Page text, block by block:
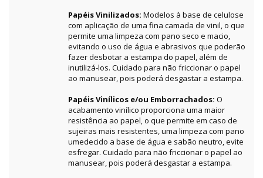
Papéis Vinilizados: Modelos à base de celulose
com aplicação de uma fina camada de vinil, o que
permite uma limpeza com pano seco e macio,
evitando o uso de água e abrasivos que poderão
fazer desbotar a estampa do papel, além de
inutilizá-los. Cuidado para não friccionar o papel
ao manusear, pois poderá desgastar a estampa.
Papéis Vinílicos e/ou Emborrachados: O
acabamento vinílico proporciona uma maior
resistência ao papel, o que permite em caso de
sujeiras mais resistentes, uma limpeza com pano
umedecido a base de água e sabão neutro, evite
esfregar. Cuidado para não friccionar o papel ao
manusear, pois poderá desgastar a estampa.